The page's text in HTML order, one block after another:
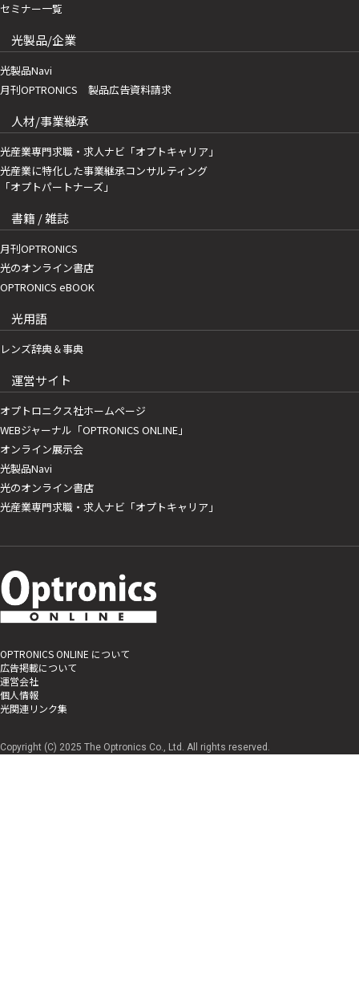
セミナー一覧
光製品/企業
光製品Navi
月刊OPTRONICS 製品広告資料請求
人材/事業継承
光産業専門求職・求人ナビ「オプトキャリア」
光産業に特化した事業継承コンサルティング
「オプトパートナーズ」
書籍 / 雑誌
月刊OPTRONICS
光のオンライン書店
OPTRONICS eBOOK
光用語
レンズ辞典＆事典
運営サイト
オプトロニクス社ホームページ
WEBジャーナル「OPTRONICS ONLINE」
オンライン展示会
光製品Navi
光のオンライン書店
光産業専門求職・求人ナビ「オプトキャリア」
OPTRONICS ONLINE について
広告掲載について
運営会社
個人情報
光関連リンク集
Copyright (C) 2025 The Optronics Co., Ltd. All rights reserved.